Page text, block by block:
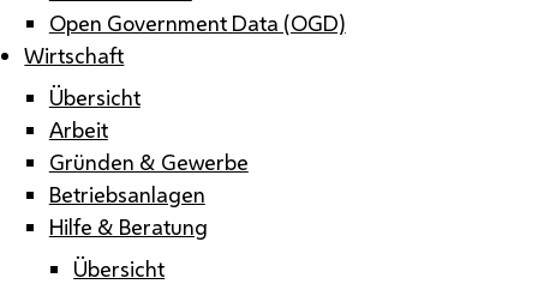
Open Government Data (OGD)
Wirtschaft
Übersicht
Arbeit
Gründen & Gewerbe
Betriebsanlagen
Hilfe & Beratung
Übersicht